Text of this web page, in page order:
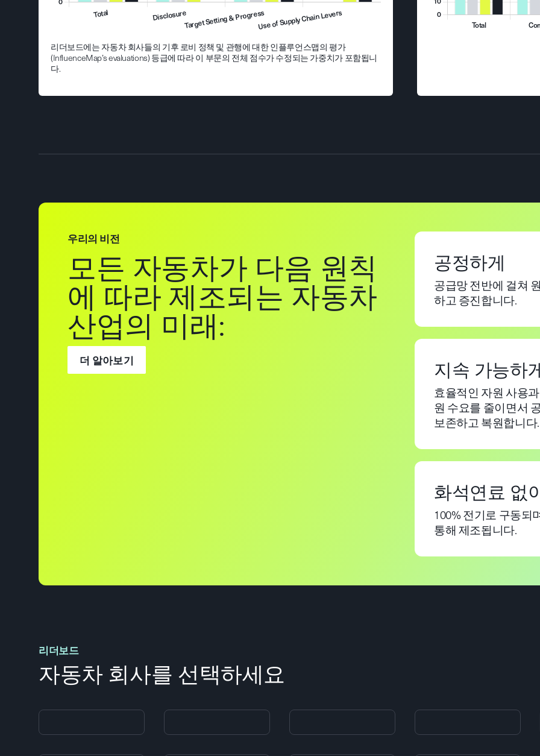
리더보드에는 자동차 회사들의 기후 로비 정책 및 관행에 대한 인플루언스맵의 평가
(InfluenceMap’s evaluations) 등급에 따라 이 부문의 전체 점수가 수정되는 가중치가 포함됩니
다.
우리의 비전
모든 자동차가 다음 원칙
에 따라 제조되는 자동차
산업의 미래:
더 알아보기
공정하게
공급망 전반에 걸쳐
하고 증진합니다.
지속 가능하
효율적인 자원 사용
원 수요를 줄이면서
보존하고 복원합니다.
화석연료 없
100% 전기로 구동되
통해 제조됩니다.
리더보드
자동차 회사를 선택하세요